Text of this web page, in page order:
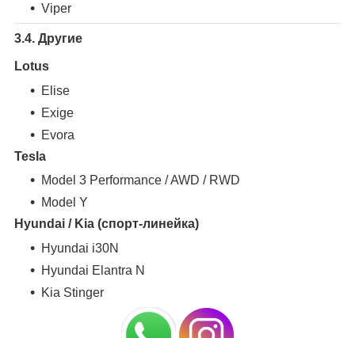
Viper
3.4. Другие
Lotus
Elise
Exige
Evora
Tesla
Model 3 Performance / AWD / RWD
Model Y
Hyundai / Kia (спорт-линейка)
Hyundai i30N
Hyundai Elantra N
Kia Stinger